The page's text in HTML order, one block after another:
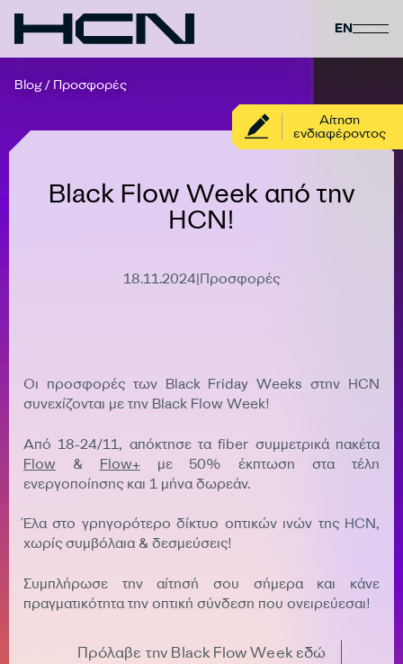
EN
Αίτηση
ενδιαφέροντος
Blog/ Προσφορές
Black Flow Week από την
HCN!
18.11.2024|Προσφορές
Οι προσφορές των Black Friday Weeks στην HCN
συνεχίζονται με την Black Flow Week!
Από 18-24/11, απόκτησε τα fiber συμμετρικά πακέτα
Flow & Flow+με 50% έκπτωση στα τέλη
ενεργοποίησης και 1 μήνα δωρεάν.
Έλα στο γρηγορότερο δίκτυο οπτικών ινών της HCN,
χωρίς συμβόλαια & δεσμεύσεις!
Συμπλήρωσε την αίτησή σου σήμερα και κάνε
πραγματικότητα την οπτική σύνδεση που ονειρεύεσαι!
Πρόλαβε την Black Flow Week εδώ